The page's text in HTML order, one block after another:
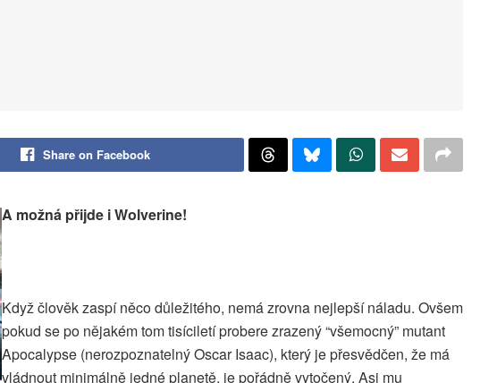
Share on Facebook
A možná přijde i Wolverine!
Když člověk zaspí něco důležitého, nemá zrovna nejlepší náladu. Ovšem
pokud se po nějakém tom tisíciletí probere zrazený “všemocný” mutant
Apocalypse (nerozpoznatelný Oscar Isaac), který je přesvědčen, že má
vládnout minimálně jedné planetě, je pořádně vytočený. Asi mu